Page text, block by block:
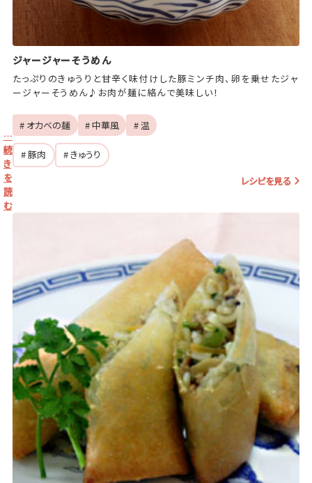
ジャージャーそうめん
たっぷりのきゅうりと甘辛く味付けした豚ミンチ肉、卵を乗せたジャ
ージャーそうめん♪お肉が麺に絡んで美味しい！
# オカベの麺 # 中華風 # 温
# 豚肉
# きゅうり
レシピを見る
…
続
き
を
読
む